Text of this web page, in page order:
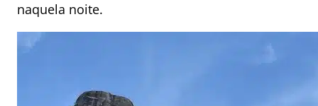
naquela noite.